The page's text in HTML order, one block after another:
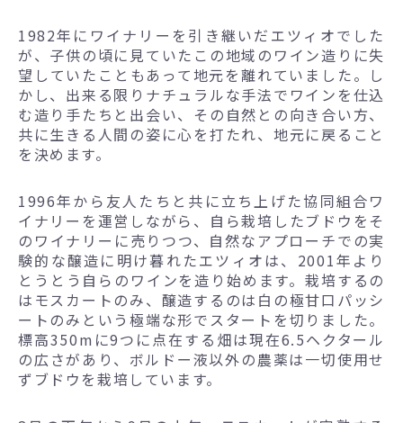
1982年にワイナリーを引き継いだエツィオでした
が、子供の頃に見ていたこの地域のワイン造りに失
望していたこともあって地元を離れていました。し
かし、出来る限りナチュラルな手法でワインを仕込
む造り手たちと出会い、その自然との向き合い方、
共に生きる人間の姿に心を打たれ、地元に戻ること
を決めます。
1996年から友人たちと共に立ち上げた協同組合ワ
イナリーを運営しながら、自ら栽培したブドウをそ
のワイナリーに売りつつ、自然なアプローチでの実
験的な醸造に明け暮れたエツィオは、2001年より
とうとう自らのワインを造り始めます。栽培するの
はモスカートのみ、醸造するのは白の極甘口パッシ
ートのみという極端な形でスタートを切りました。
標高350mに9つに点在する畑は現在6.5ヘクタール
の広さがあり、ボルドー液以外の農薬は一切使用せ
ずブドウを栽培しています。